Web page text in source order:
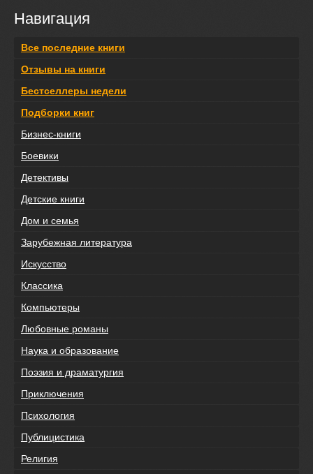
Навигация
Все последние книги
Отзывы на книги
Бестселлеры недели
Подборки книг
Бизнес-книги
Боевики
Детективы
Детские книги
Дом и семья
Зарубежная литература
Искусство
Классика
Компьютеры
Любовные романы
Наука и образование
Поэзия и драматургия
Приключения
Психология
Публицистика
Религия